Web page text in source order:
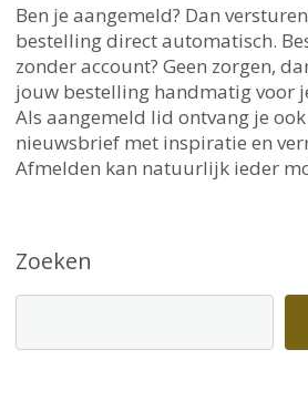
Ben je aangemeld? Dan
bestelling direct automatisch.
zonder account? Geen zorgen,
jouw bestelling handmatig voor
Als aangemeld lid ontvang je ook
nieuwsbrief met inspiratie en
Afmelden kan natuurlijk ieder
Zoeken